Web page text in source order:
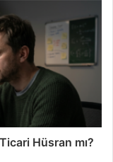
Hüsran mı?